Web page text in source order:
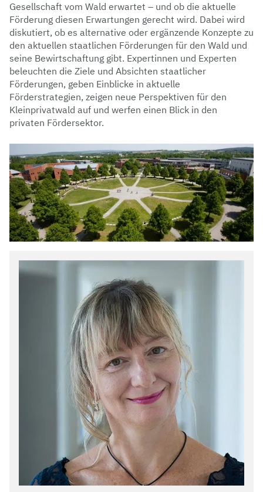
Gesellschaft vom Wald erwartet – und ob die aktuelle
Förderung diesen Erwartungen gerecht wird. Dabei wird
diskutiert, ob es alternative oder ergänzende Konzepte zu
den aktuellen staatlichen Förderungen für den Wald und
seine Bewirtschaftung gibt. Expertinnen und Experten
beleuchten die Ziele und Absichten staatlicher
Förderungen, geben Einblicke in aktuelle
Förderstrategien, zeigen neue Perspektiven für den
Kleinprivatwald auf und werfen einen Blick in den
privaten Fördersektor.